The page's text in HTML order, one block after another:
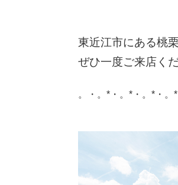
東近江市にある桃
ぜひ一度ご来店く
。・。*・。*・。*・。